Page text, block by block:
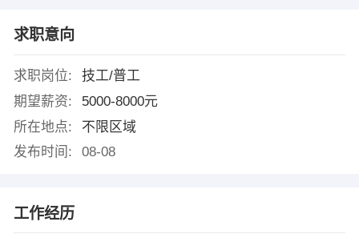
求职意向
求职岗位:
技工/普工
期望薪资:
5000-8000元
所在地点:
不限区域
发布时间:
08-08
工作经历